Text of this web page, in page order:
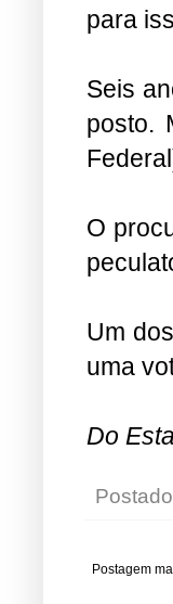
para
Seis
posto.
O
Um
uma
Do
Postagem